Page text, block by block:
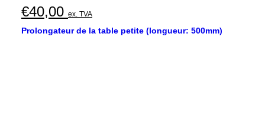
€40,00 ex. TVA
Prolongateur de la table petite (longueur: 500mm)